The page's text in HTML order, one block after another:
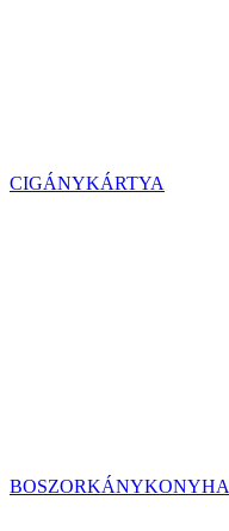
CIGÁNYKÁRTYA
BOSZORKÁNYKONYHA